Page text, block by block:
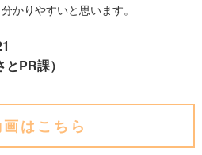
かりやすいと思います。
PR課）
はこちら